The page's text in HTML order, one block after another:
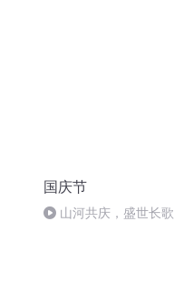
国庆节
山河共庆，盛世长歌